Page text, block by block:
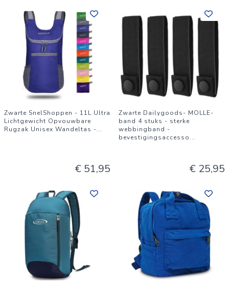
Zwarte SnelShoppen - 11L Ultra
Lichtgewicht Opvouwbare
Rugzak Unisex Wandeltas -...
€ 51,95
Zwarte Dailygoods- MOLLE-
band 4 stuks - sterke
webbingband -
bevestigingsaccesso...
€ 25,95